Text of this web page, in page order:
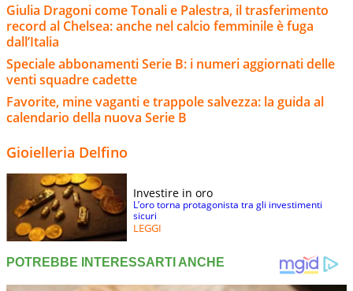
Giulia Dragoni come Tonali e Palestra, il trasferimento
record al Chelsea: anche nel calcio femminile è fuga
dall’Italia
Speciale abbonamenti Serie B: i numeri aggiornati delle
venti squadre cadette
Favorite, mine vaganti e trappole salvezza: la guida al
calendario della nuova Serie B
Gioielleria Delfino
Investire in oro
L’oro torna protagonista tra gli investimenti
sicuri
LEGGI